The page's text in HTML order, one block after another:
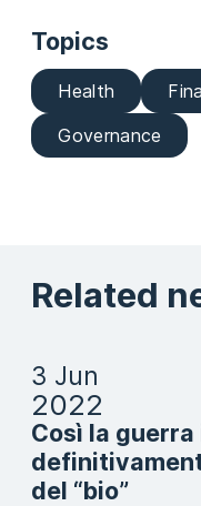
Topics
Health
Governance
Related
3 Jun
2022
Così la
del “bio”